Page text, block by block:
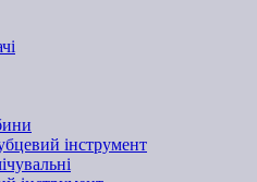
інструмент